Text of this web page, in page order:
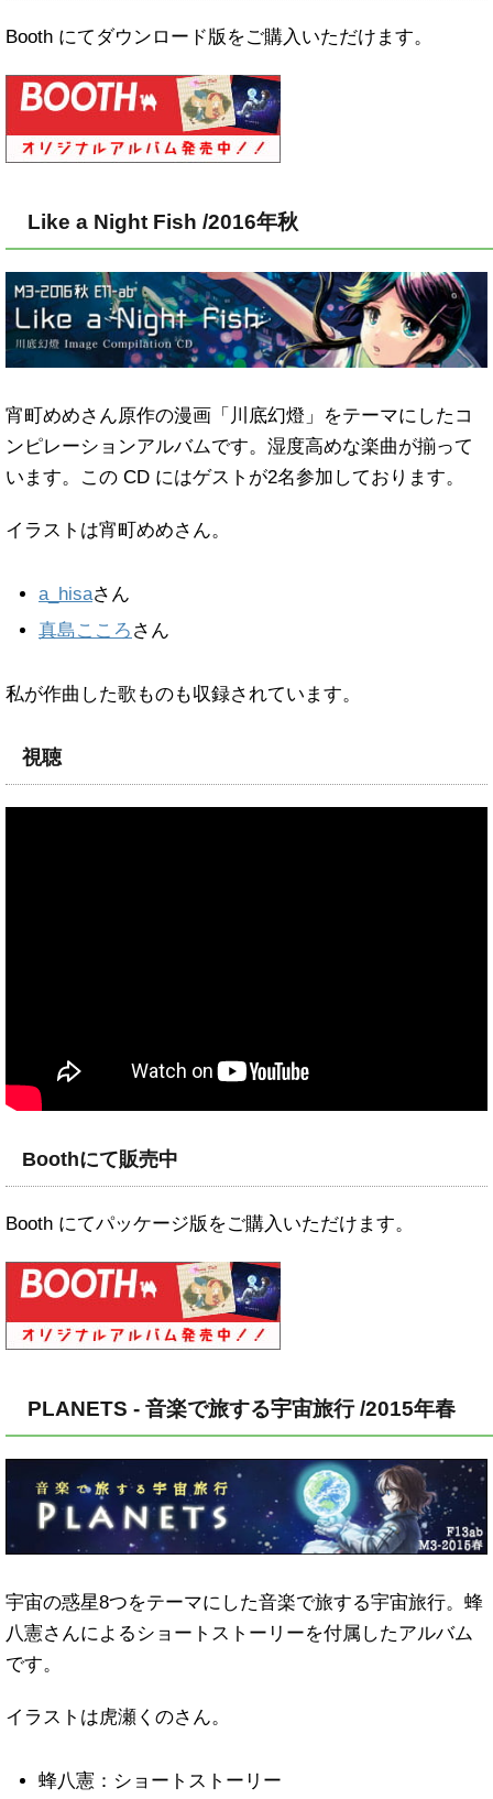
Booth にてダウンロード版をご購入いただけます。
Like a Night Fish /2016年秋
宵町めめさん原作の漫画「川底幻燈」をテーマにしたコ
ンピレーションアルバムです。湿度高めな楽曲が揃って
います。この CD にはゲストが2名参加しております。
イラストは宵町めめさん。
a_hisaさん
真島こころ さん
私が作曲した歌ものも収録されています。
視聴
Boothにて販売中
Booth にてパッケージ版をご購入いただけます。
PLANETS - 音楽で旅する宇宙旅行 /2015年春
宇宙の惑星8つをテーマにした音楽で旅する宇宙旅行。蜂
八憲さんによるショートストーリーを付属したアルバム
です。
イラストは虎瀬くのさん。
蜂八憲：ショートストーリー